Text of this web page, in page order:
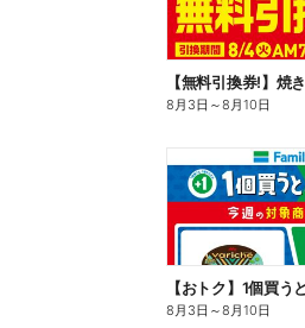
8月3日 ～8月10日
8月3日 ～8月10日